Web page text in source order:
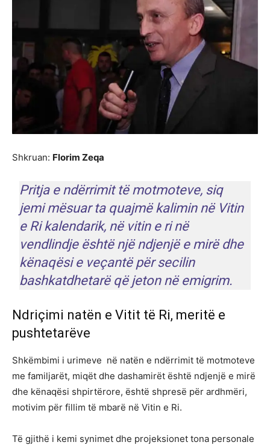
Shkruan: Florim Zeqa
Pritja e ndërrimit të motmoteve, siq
jemi mësuar ta quajmë kalimin në Vitin
e Ri kalendarik, në vitin e ri në
vendlindje është një ndjenjë e mirë dhe
kënaqësi e veçantë për secilin
bashkatdhetarë që jeton në emigrim.
Ndriçimi natën e Vitit të Ri, meritë e
pushtetarëve
Shkëmbimi i urimeve në natën e ndërrimit të motmoteve
me familjarët, miqët dhe dashamirët është ndjenjë e mirë
dhe kënaqësi shpirtërore, është shpresë për ardhmëri,
motivim për fillim të mbarë në Vitin e Ri.
Të gjithë i kemi synimet dhe projeksionet tona personale